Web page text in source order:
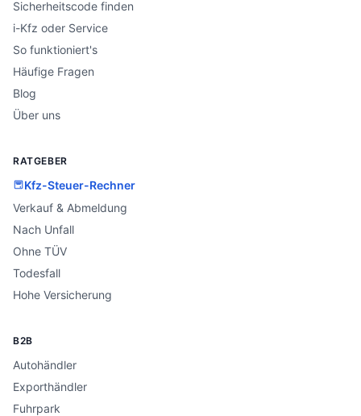
Sicherheitscode finden
i-Kfz oder Service
So funktioniert's
Häufige Fragen
Blog
Über uns
RATGEBER
Kfz-Steuer-Rechner
Verkauf & Abmeldung
Nach Unfall
Ohne TÜV
Todesfall
Hohe Versicherung
B2B
Autohändler
Exporthändler
Fuhrpark